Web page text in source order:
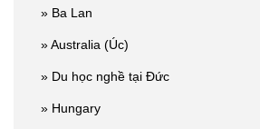
» Ba Lan
» Australia (Úc)
» Du học nghề tại Đức
» Hungary